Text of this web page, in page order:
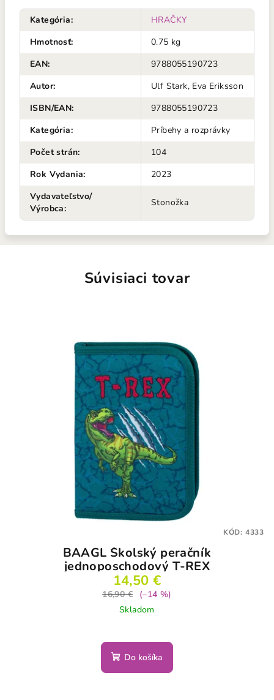
Kategória:
HRAČKY
Hmotnosť:
0.75 kg
EAN:
9788055190723
Autor:
Ulf Stark, Eva Eriksson
ISBN/EAN:
9788055190723
Kategória:
Príbehy a rozprávky
Počet strán:
104
Rok Vydania:
2023
Vydavateľstvo/
Výrobca:
Stonožka
Súvisiaci tovar
BAAGL Školský peračník
jednoposchodový T-REX
14,50 €
16,90 €
(–14 %)
Skladom
Do košíka
KÓD: 4333